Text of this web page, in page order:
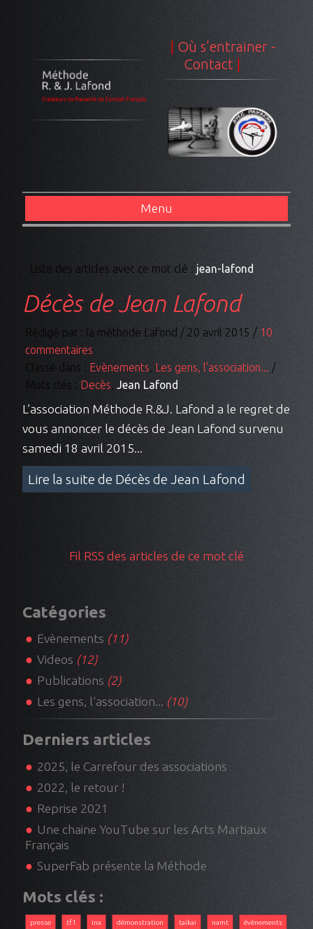
Où s'entrainer -
Contact|
Menu
Liste des articles avec ce mot clé : jean-lafond
Décès de Jean Lafond
Rédigé par : la méthode Lafond / 20 avril 2015 / 10
commentaires
Classé dans : Evènements Les gens, l'association...
/
Mots clés : Decès Jean Lafond
L’association Méthode R.&J. Lafond a le regret de
vous annoncer le décès de Jean Lafond survenu
samedi 18 avril 2015...
Lire la suite de Décès de Jean Lafond
Fil RSS des articles de ce mot clé
Catégories
Evènements (11)
Videos (12)
Publications (2)
Les gens, l'association... (10)
Derniers articles
2025, le Carrefour des associations
2022, le retour !
Reprise 2021
Une chaine YouTube sur les Arts Martiaux
Français
SuperFab présente la Méthode
Mots clés :
presse tf1 ina démonstration taikai namt évènements